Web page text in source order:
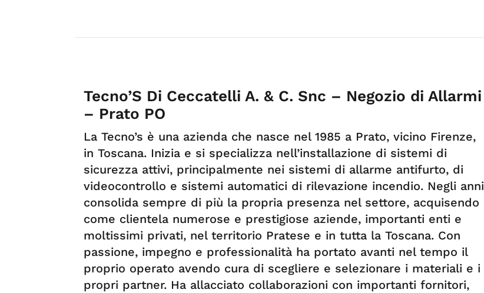
Tecno’S Di Ceccatelli A. & C. Snc – Negozio di Allarmi
– Prato PO
La Tecno’s è una azienda che nasce nel 1985 a Prato, vicino Firenze,
in Toscana. Inizia e si specializza nell’installazione di sistemi di
sicurezza attivi, principalmente nei sistemi di allarme antifurto, di
videocontrollo e sistemi automatici di rilevazione incendio. Negli anni
consolida sempre di più la propria presenza nel settore, acquisendo
come clientela numerose e prestigiose aziende, importanti enti e
moltissimi privati, nel territorio Pratese e in tutta la Toscana. Con
passione, impegno e professionalità ha portato avanti nel tempo il
proprio operato avendo cura di scegliere e selezionare i materiali e i
propri partner. Ha allacciato collaborazioni con importanti fornitori,